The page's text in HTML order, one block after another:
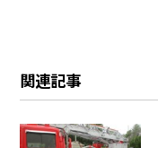
関連記事